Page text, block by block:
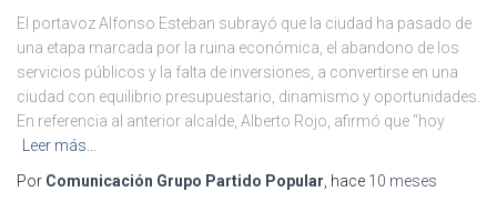
El portavoz Alfonso Esteban subrayó que la ciudad ha pasado de
una etapa marcada por la ruina económica, el abandono de los
servicios públicos y la falta de inversiones, a convertirse en una
ciudad con equilibrio presupuestario, dinamismo y oportunidades.
En referencia al anterior alcalde, Alberto Rojo, afirmó que “hoy
Leer más…
Por Comunicación Grupo Partido Popular , hace 10 meses